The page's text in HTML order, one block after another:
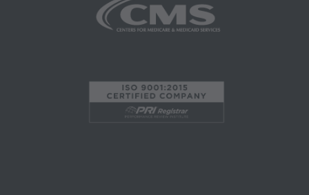
o derivado de CPT, o hacer cualquier uso
comercial de CPT. La licencia para utilizar CPT
Property Services, 515 N. State Street, Chicago,
IL 60610. Las aplicaciones están disponibles